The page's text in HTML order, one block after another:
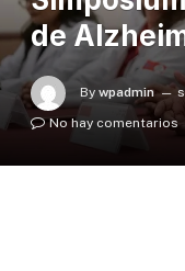
de
By wpadmin
No hay comentarios